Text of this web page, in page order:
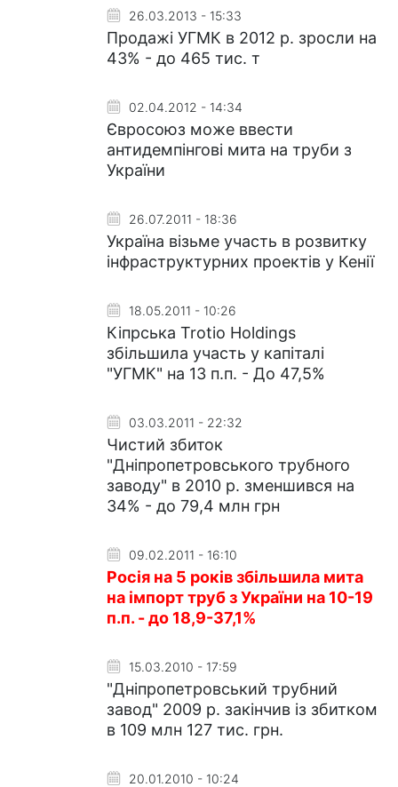
26.03.2013 - 15:33
Продажі УГМК в 2012 р. зросли на
43% - до 465 тис. т
02.04.2012 - 14:34
Євросоюз може ввести
антидемпінгові мита на труби з
України
26.07.2011 - 18:36
Україна візьме участь в розвитку
інфраструктурних проектів у Кенії
18.05.2011 - 10:26
Кіпрська Trotio Holdings
збільшила участь у капіталі
"УГМК" на 13 п.п. - До 47,5%
03.03.2011 - 22:32
Чистий збиток
"Дніпропетровського трубного
заводу" в 2010 р. зменшився на
34% - до 79,4 млн грн
09.02.2011 - 16:10
Росія на 5 років збільшила мита
на імпорт труб з України на 10-19
п.п. - до 18,9-37,1%
15.03.2010 - 17:59
"Дніпропетровський трубний
завод" 2009 р. закінчив із збитком
в 109 млн 127 тис. грн.
20.01.2010 - 10:24